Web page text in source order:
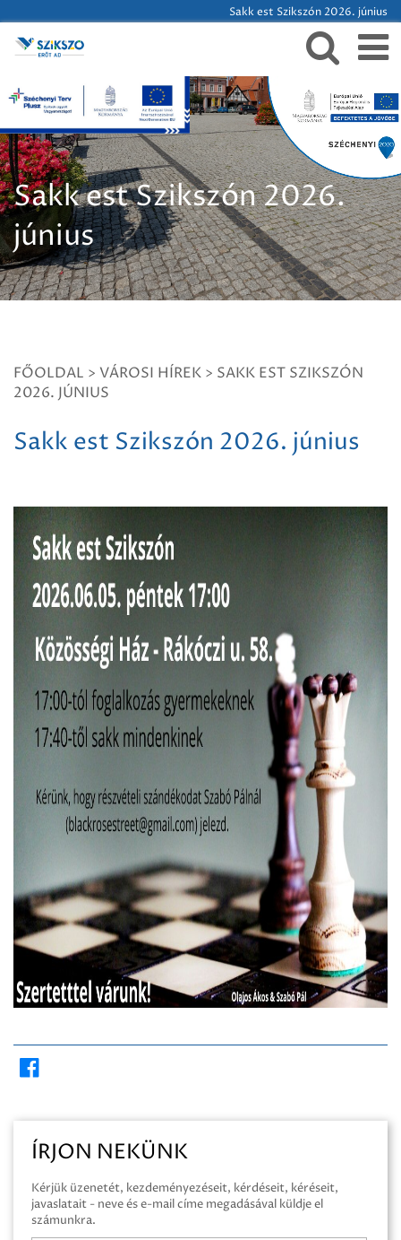
Sakk est Szikszón 2026. június
Sakk est Szikszón 2026.
június
FŐOLDAL > VÁROSI HÍREK > SAKK EST SZIKSZÓN
2026. JÚNIUS
Sakk est Szikszón 2026. június
ÍRJON NEKÜNK
Kérjük üzenetét, kezdeményezéseit, kérdéseit, kéréseit,
javaslatait - neve és e-mail címe megadásával küldje el
számunkra.